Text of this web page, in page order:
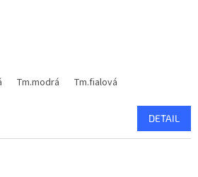
Tm.modrá
Tm.fialová
DETAIL